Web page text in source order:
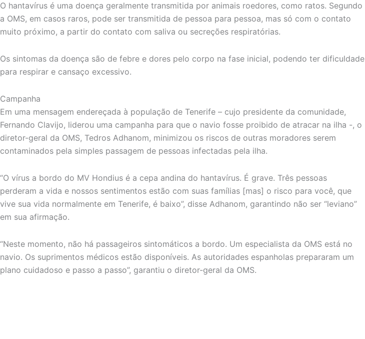
O hantavírus é uma doença geralmente transmitida por animais roedores, como ratos. Segundo
a OMS, em casos raros, pode ser transmitida de pessoa para pessoa, mas só com o contato
muito próximo, a partir do contato com saliva ou secreções respiratórias.
Os sintomas da doença são de febre e dores pelo corpo na fase inicial, podendo ter dificuldade
para respirar e cansaço excessivo.
Campanha
Em uma mensagem endereçada à população de Tenerife – cujo presidente da comunidade,
Fernando Clavijo, liderou uma campanha para que o navio fosse proibido de atracar na ilha -, o
diretor-geral da OMS, Tedros Adhanom, minimizou os riscos de outras moradores serem
contaminados pela simples passagem de pessoas infectadas pela ilha.
“O vírus a bordo do MV Hondius é a cepa andina do hantavírus. É grave. Três pessoas
perderam a vida e nossos sentimentos estão com suas famílias [mas] o risco para você, que
vive sua vida normalmente em Tenerife, é baixo”, disse Adhanom, garantindo não ser “leviano”
em sua afirmação.
“Neste momento, não há passageiros sintomáticos a bordo. Um especialista da OMS está no
navio. Os suprimentos médicos estão disponíveis. As autoridades espanholas prepararam um
plano cuidadoso e passo a passo”, garantiu o diretor-geral da OMS.